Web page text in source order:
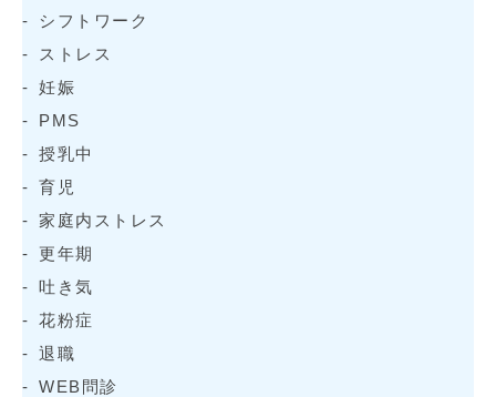
シフトワーク
ストレス
妊娠
PMS
授乳中
育児
家庭内ストレス
更年期
吐き気
花粉症
退職
WEB問診